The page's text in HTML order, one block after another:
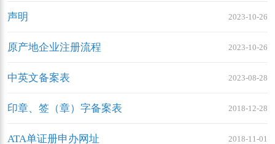
声明 2023-10-26
原产地企业注册流程 2023-10-26
中英文备案表 2023-08-28
印章、签（章）字备案表 2018-12-28
ATA单证册申办网址 2018-11-01